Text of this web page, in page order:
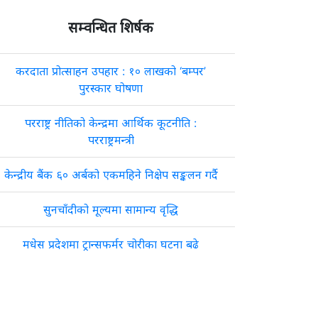
सम्वन्धित शिर्षक
करदाता प्रोत्साहन उपहार : १० लाखको ‘बम्पर’
पुरस्कार घोषणा
परराष्ट्र नीतिको केन्द्रमा आर्थिक कूटनीति :
परराष्ट्रमन्त्री
केन्द्रीय बैंक ६० अर्बको एकमहिने निक्षेप सङ्कलन गर्दै
सुनचाँदीको मूल्यमा सामान्य वृद्धि
मधेस प्रदेशमा ट्रान्सफर्मर चोरीका घटना बढे